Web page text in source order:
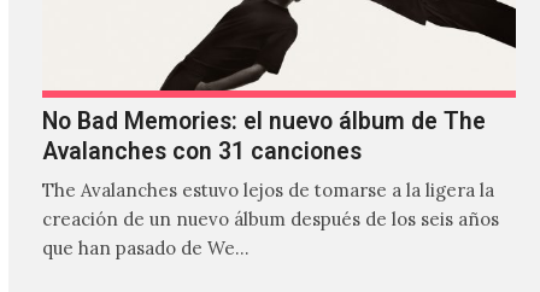
No Bad Memories: el nuevo álbum de The
Avalanches con 31 canciones
The Avalanches estuvo lejos de tomarse a la ligera la
creación de un nuevo álbum después de los seis años
que han pasado de We…